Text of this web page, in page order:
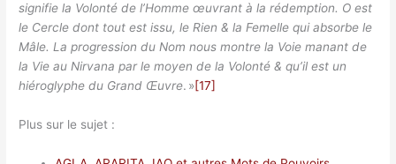
signifie la Volonté de l’Homme œuvrant à la rédemption. O est
le Cercle dont tout est issu, le Rien & la Femelle qui absorbe le
Mâle. La progression du Nom nous montre la Voie manant de
la Vie au Nirvana par le moyen de la Volonté & qu’il est un
hiéroglyphe du Grand Œuvre. »[17]
Plus sur le sujet :